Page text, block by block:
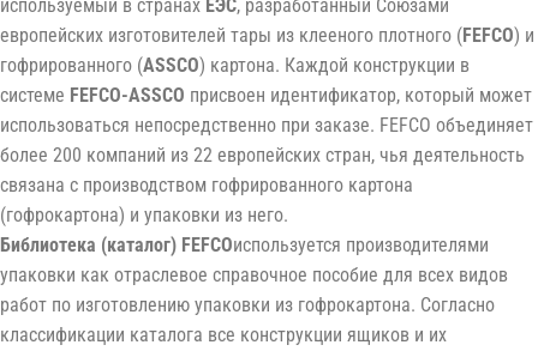
используемый в странах ЕЭС, разработанный Союзами
европейских изготовителей тары из клееного плотного (FEFCO) и
гофрированного (ASSCO) картона. Каждой конструкции в
системе FEFCO-ASSCO присвоен идентификатор, который может
использоваться непосредственно при заказе. FEFCO объединяет
более 200 компаний из 22 европейских стран, чья деятельность
связана с производством гофрированного картона
(гофрокартона) и упаковки из него.
Библиотека (каталог) FEFCOиспользуется производителями
упаковки как отраслевое справочное пособие для всех видов
работ по изготовлению упаковки из гофрокартона. Согласно
классификации каталога все конструкции ящиков и их